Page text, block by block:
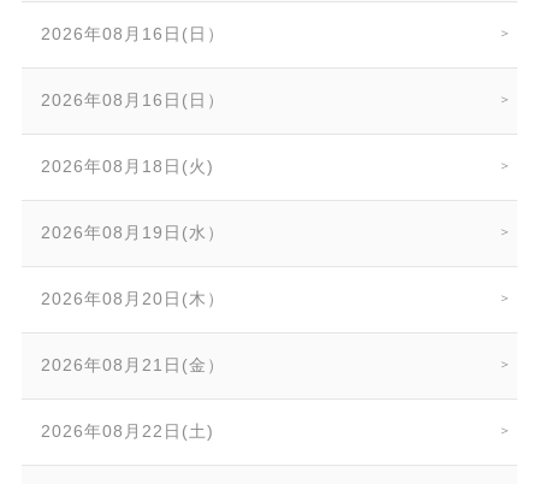
2026年08月16日(日）
2026年08月16日(日）
2026年08月18日(火)
2026年08月19日(水）
2026年08月20日(木）
2026年08月21日(金）
2026年08月22日(土)